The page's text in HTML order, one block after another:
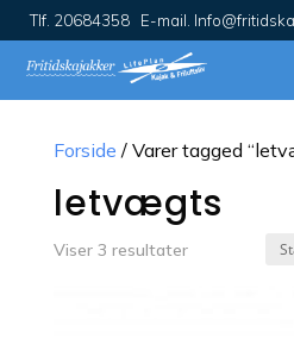
Tlf. 20684358 E-mail.
Forside / Varer tagged
letvægts
Viser 3 resultater